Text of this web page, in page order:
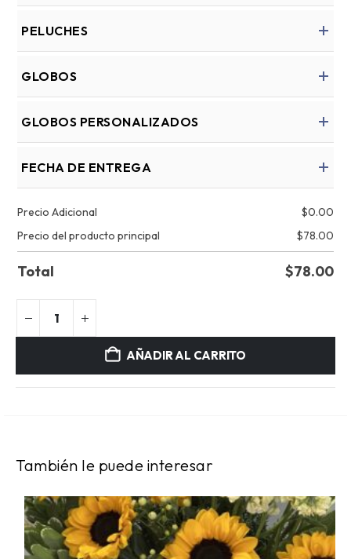
PELUCHES
GLOBOS
GLOBOS PERSONALIZADOS
FECHA DE ENTREGA
Precio Adicional $0.00
Precio del producto principal
$78.00
Total $78.00
AÑADIR AL CARRITO
También le puede interesar